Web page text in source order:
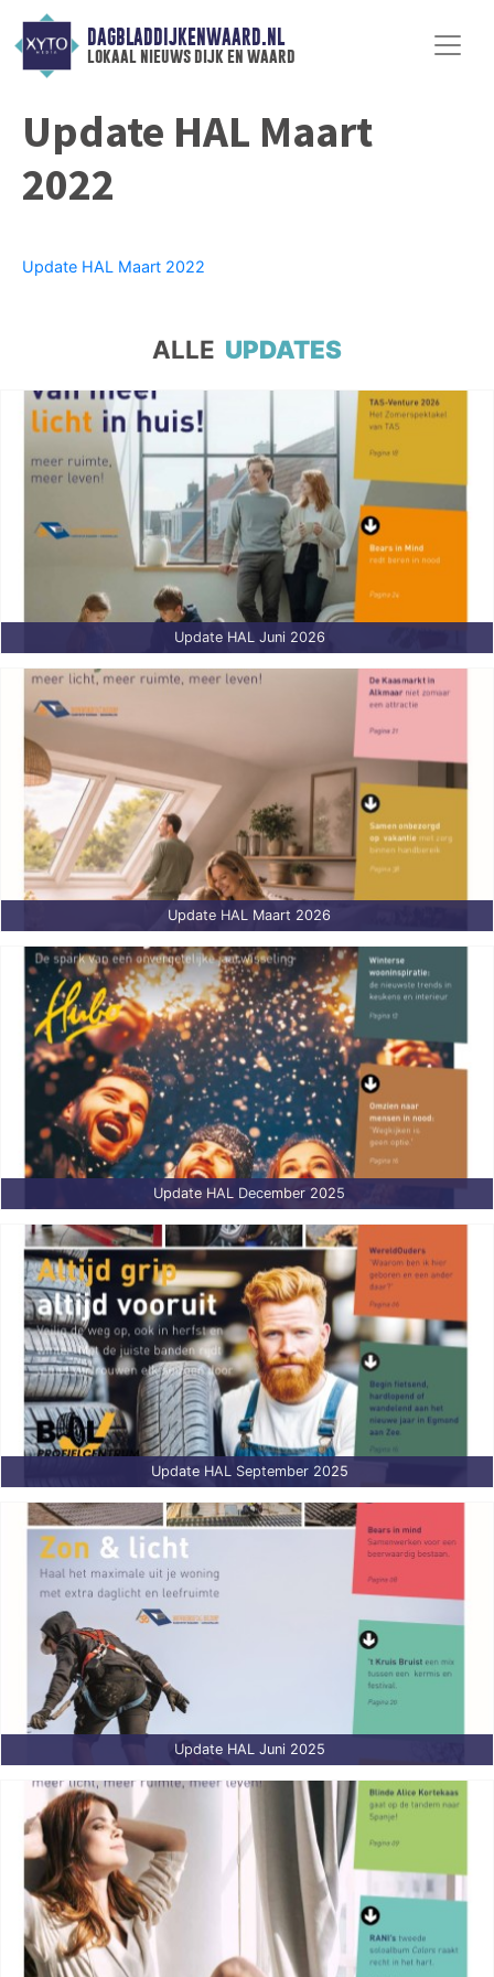
DAGBLADDIJKENWAARD.NL
lokaal nieuws dijk en waard
Update HAL Maart
2022
Update HAL Maart 2022
ALLE UPDATES
Update HAL Juni 2026
Update HAL Maart 2026
Update HAL December 2025
Update HAL September 2025
Update HAL Juni 2025